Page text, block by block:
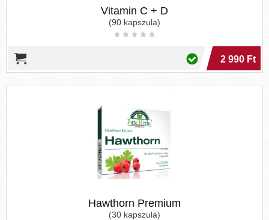
Vitamin C + D
(90 kapszula)
2 990 Ft
Hawthorn Premium
(30 kapszula)